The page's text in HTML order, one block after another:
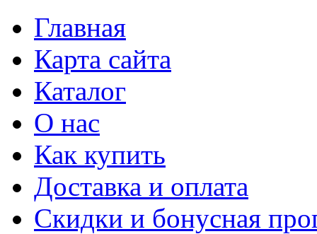
Главная
Карта сайта
Каталог
О нас
Как купить
Доставка и оплата
Скидки и бонусная